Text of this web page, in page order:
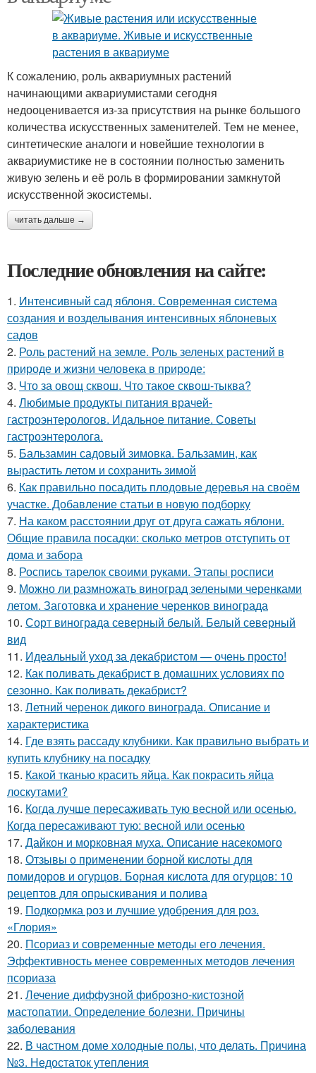
К сожалению, роль аквариумных растений
начинающими аквариумистами сегодня
недооценивается из-за присутствия на рынке большого
количества искусственных заменителей. Тем не менее,
синтетические аналоги и новейшие технологии в
аквариумистике не в состоянии полностью заменить
живую зелень и её роль в формировании замкнутой
искусственной экосистемы.
читать дальше →
Последние обновления на сайте:
1. Интенсивный сад яблоня. Современная система
создания и возделывания интенсивных яблоневых
садов
2. Роль растений на земле. Роль зеленых растений в
природе и жизни человека в природе:
3. Что за овощ сквош. Что такое сквош-тыква?
4. Любимые продукты питания врачей-
гастроэнтерологов. Идальное питание. Советы
гастроэнтеролога.
5. Бальзамин садовый зимовка. Бальзамин, как
вырастить летом и сохранить зимой
6. Как правильно посадить плодовые деревья на своём
участке. Добавление статьи в новую подборку
7. На каком расстоянии друг от друга сажать яблони.
Общие правила посадки: сколько метров отступить от
дома и забора
8. Роспись тарелок своими руками. Этапы росписи
9. Можно ли размножать виноград зелеными черенками
летом. Заготовка и хранение черенков винограда
10. Сорт винограда северный белый. Белый северный
вид
11. Идеальный уход за декабристом — очень просто!
12. Как поливать декабрист в домашних условиях по
сезонно. Как поливать декабрист?
13. Летний черенок дикого винограда. Описание и
характеристика
14. Где взять рассаду клубники. Как правильно выбрать и
купить клубнику на посадку
15. Какой тканью красить яйца. Как покрасить яйца
лоскутами?
16. Когда лучше пересаживать тую весной или осенью.
Когда пересаживают тую: весной или осенью
17. Дайкон и морковная муха. Описание насекомого
18. Отзывы о применении борной кислоты для
помидоров и огурцов. Борная кислота для огурцов: 10
рецептов для опрыскивания и полива
19. Подкормка роз и лучшие удобрения для роз.
«Глория»
20. Псориаз и современные методы его лечения.
Эффективность менее современных методов лечения
псориаза
21. Лечение диффузной фиброзно-кистозной
мастопатии. Определение болезни. Причины
заболевания
22. В частном доме холодные полы, что делать. Причина
№3. Недостаток утепления